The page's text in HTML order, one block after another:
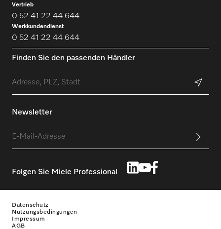
Vertrieb
0 52 41 22 44 644
Werkkundendienst
0 52 41 22 44 644
Finden Sie den passenden Händler
Newsletter
Folgen Sie Miele Professional
Datenschutz
Nutzungsbedingungen
Impressum
AGB